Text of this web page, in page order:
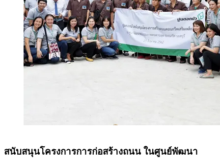
สนับสนุนโครงการการก่อสร้างถนน ในศูนย์พัฒนา